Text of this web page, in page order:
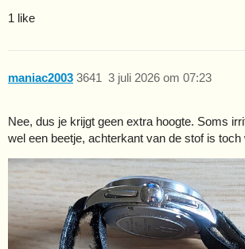
1 like
maniac2003 3 juli 2026 om 07:23
3641
Nee, dus je krijgt geen extra hoogte. Soms
wel een beetje, achterkant van de stof is toch